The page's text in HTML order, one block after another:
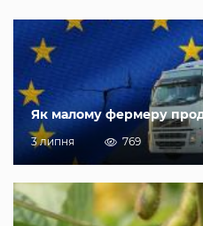
Як малому фермеру
3 липня 769